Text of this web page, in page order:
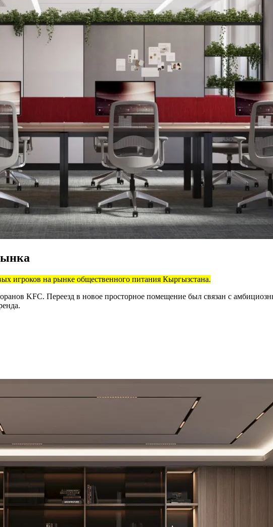
игроков на рынке общественного питания Кыргызстана.
KFC. Переезд в новое просторное помещение был связан с